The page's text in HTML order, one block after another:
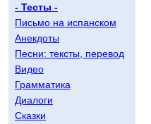
- Тесты -
Письмо на испанском
Анекдоты
Песни: тексты, перевод
Видео
Грамматика
Диалоги
Сказки